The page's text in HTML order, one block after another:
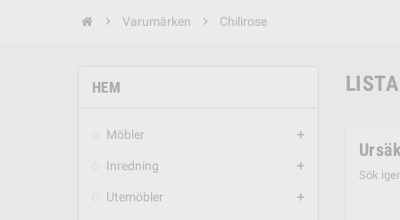
chevron_right Varumärken chevron_right Chilirose
HEM
Möbler add
Inredning add
Utemöbler add
Sök